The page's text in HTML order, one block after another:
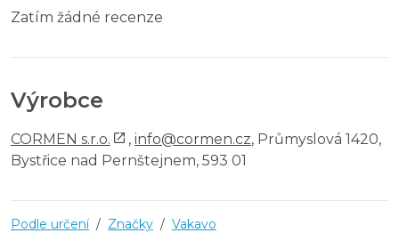
Zatím žádné recenze
Výrobce
CORMEN s.r.o. , info@cormen.cz, Průmyslová 1420,
Bystřice nad Pernštejnem, 593 01
Podle určení / Značky / Vakavo